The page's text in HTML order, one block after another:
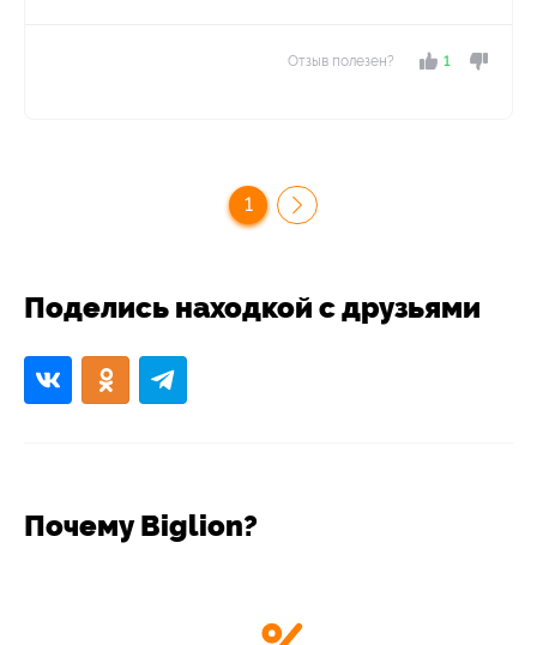
Отзыв полезен? 1
1
Поделись находкой с друзьями
Почему Biglion?